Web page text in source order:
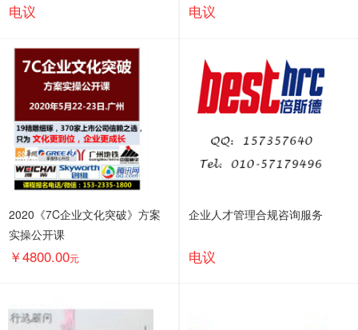
电议 电议
2020《7C企业文化突破》方案
实操公开课
￥4800.00元
企业人才管理合规咨询服务
电议